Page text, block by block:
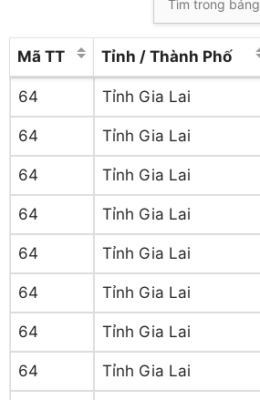
Mã TT Tỉnh / Thành Phố
64 Tỉnh Gia Lai
64 Tỉnh Gia Lai
64 Tỉnh Gia Lai
64 Tỉnh Gia Lai
64 Tỉnh Gia Lai
64 Tỉnh Gia Lai
64 Tỉnh Gia Lai
64 Tỉnh Gia Lai